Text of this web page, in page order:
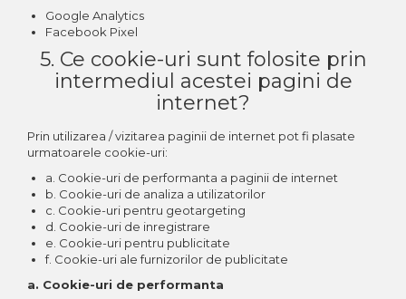
Google Analytics
Facebook Pixel
5. Ce cookie-uri sunt folosite prin
intermediul acestei pagini de
internet?
Prin utilizarea / vizitarea paginii de internet pot fi plasate
urmatoarele cookie-uri:
a. Cookie-uri de performanta a paginii de internet
b. Cookie-uri de analiza a utilizatorilor
c. Cookie-uri pentru geotargeting
d. Cookie-uri de inregistrare
e. Cookie-uri pentru publicitate
f. Cookie-uri ale furnizorilor de publicitate
a. Cookie-uri de performanta